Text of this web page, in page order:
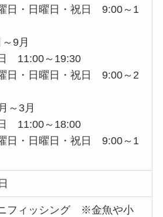
日・日曜日・祝日 9:00～1
9月
11:00～19:30
日・日曜日・祝日 9:00～2
～3月
11:00～18:00
日・日曜日・祝日 9:00～1
フィッシング ※金魚や小